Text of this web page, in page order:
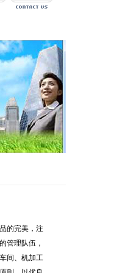
的完美，注
管理队伍，
间、机加工